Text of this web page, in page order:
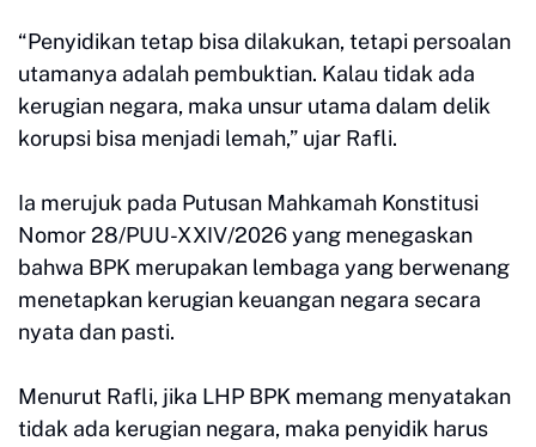
“Penyidikan tetap bisa dilakukan, tetapi persoalan
utamanya adalah pembuktian. Kalau tidak ada
kerugian negara, maka unsur utama dalam delik
korupsi bisa menjadi lemah,” ujar Rafli.
Ia merujuk pada Putusan Mahkamah Konstitusi
Nomor 28/PUU-XXIV/2026 yang menegaskan
bahwa BPK merupakan lembaga yang berwenang
menetapkan kerugian keuangan negara secara
nyata dan pasti.
Menurut Rafli, jika LHP BPK memang menyatakan
tidak ada kerugian negara, maka penyidik harus